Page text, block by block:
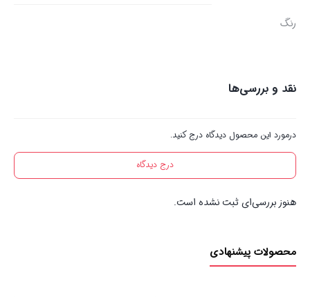
رنگ
نقد و بررسی‌ها
درمورد این محصول دیدگاه درج کنید.
درج دیدگاه
هنوز بررسی‌ای ثبت نشده است.
محصولات پیشنهادی